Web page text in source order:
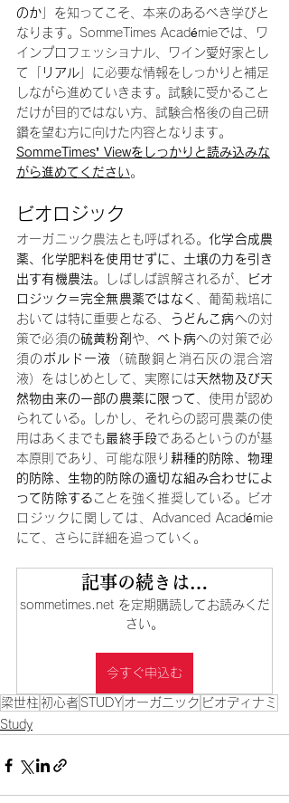
のか 」を知ってこそ、本来のあるべき学びと
なります。SommeTimes Académieでは、ワ
インプロフェッショナル、ワイン愛好家とし
て「
リアル 」に必要な情報をしっかりと補足
しながら進めていきます。試験に受かること
だけが目的ではない方、試験合格後の自己研
鑽を望む方に向けた内容となります。
SommeTimes’ Viewをしっかりと読み込みな
がら進めてください。
ビオロジック
オーガニック農法とも呼ばれる。化学合成農
薬、化学肥料を使用せずに、土壌の力を引き
出す有機農法。しばしば誤解されるが、
ビオ
ロジック＝完全無農薬ではなく
、葡萄栽培に
おいては特に重要となる、
うどんこ病への対
策で必須の硫黄粉剤 や、 ベト病への対策で必
須の ボルドー液
（硫酸銅と消石灰の混合溶
液）をはじめとして、実際には天然物及び天
然物由来の一部の農薬に限って 、使用が認め
られている。しかし、それらの認可農薬の使
用はあくまでも最終手段であるというのが基
本原則であり、可能な限り 耕種的防除、物理
的防除、生物的防除の適切な組み合わせによ
って防除する ことを強く推奨している。ビオ
ロジックに関しては、Advanced Académie
にて、さらに詳細を追っていく。
記事の続きは…
sommetimes.net を定期購読してお読みくだ
さい。
今すぐ申込む
梁世柱 初心者 STUDY オーガニック ビオディナミ
Study